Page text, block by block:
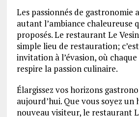
Les passionnés de
autant l’ambiance chaleureuse
proposés. Le restaurant Le
simple lieu de restauration;
invitation à l’évasion, où
respire la passion culinaire.
Élargissez vos horizons
aujourd’hui. Que vous soyez un
nouveau visiteur, le restaurant